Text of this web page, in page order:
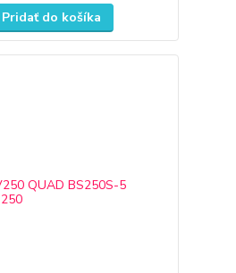
Pridať do košíka